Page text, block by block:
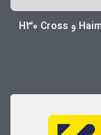
پلاریس پارت ارائه دهنده لوازم یدکی تخصصی Haima و H30 Cross